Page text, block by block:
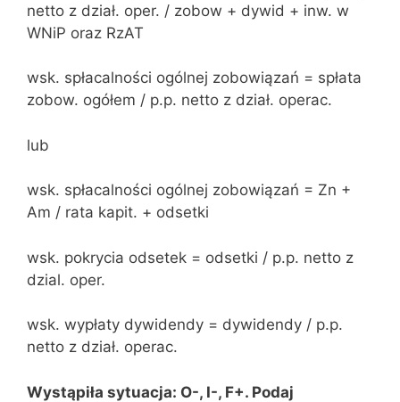
netto z dział. oper. / zobow + dywid + inw. w
WNiP oraz RzAT
wsk. spłacalności ogólnej zobowiązań = spłata
zobow. ogółem / p.p. netto z dział. operac.
lub
wsk. spłacalności ogólnej zobowiązań = Zn +
Am / rata kapit. + odsetki
wsk. pokrycia odsetek = odsetki / p.p. netto z
dzial. oper.
wsk. wypłaty dywidendy = dywidendy / p.p.
netto z dział. operac.
Wystąpiła sytuacja: O-, I-, F+. Podaj